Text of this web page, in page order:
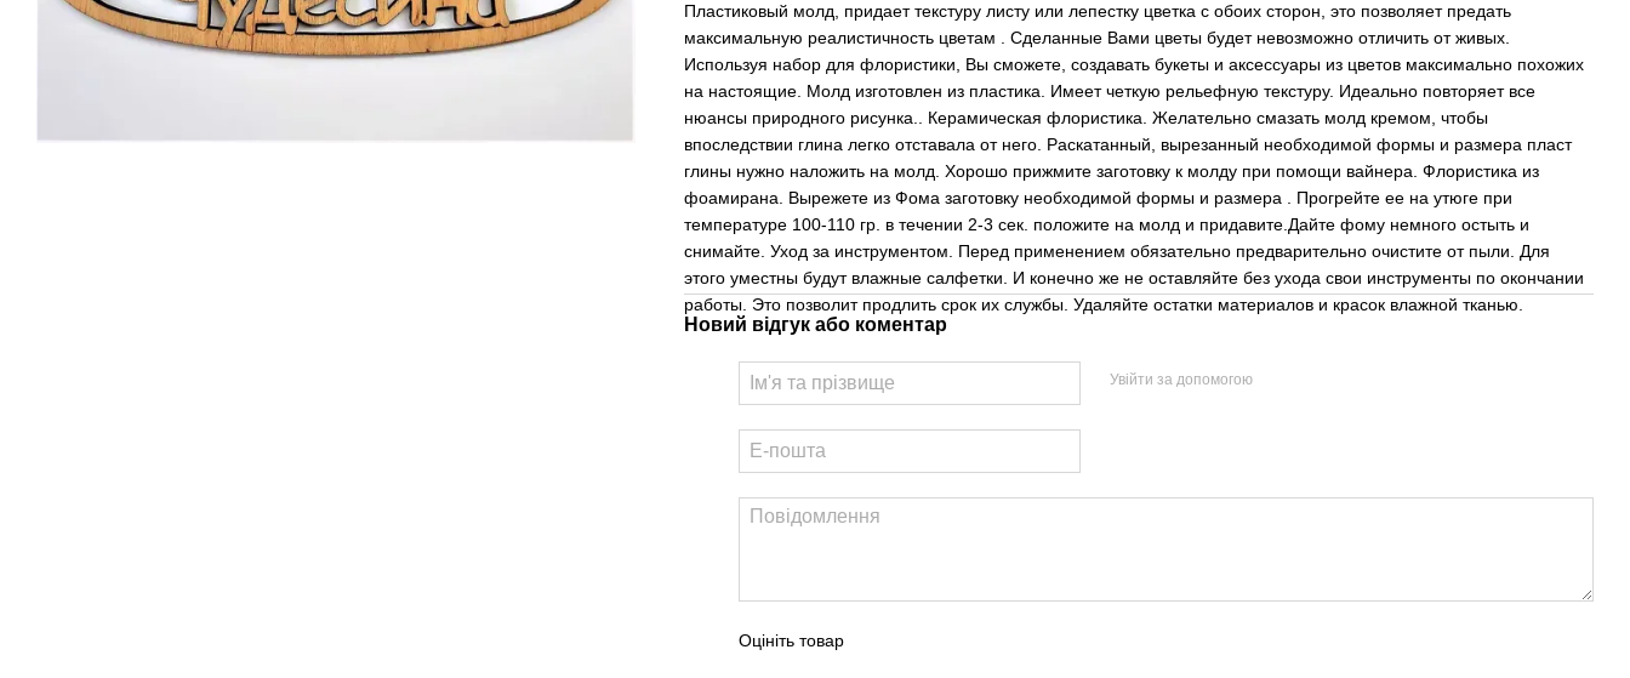
Пластиковый молд, придает текстуру листу или лепестку цветка с обоих сторон, это позволяет предать
максимальную реалистичность цветам . Сделанные Вами цветы будет невозможно отличить от живых.
Используя набор для флористики, Вы сможете, создавать букеты и аксессуары из цветов максимально похожих
на настоящие. Молд изготовлен из пластика. Имеет четкую рельефную текстуру. Идеально повторяет все
нюансы природного рисунка.. Керамическая флористика. Желательно смазать молд кремом, чтобы
впоследствии глина легко отставала от него. Раскатанный, вырезанный необходимой формы и размера пласт
глины нужно наложить на молд. Хорошо прижмите заготовку к молду при помощи вайнера. Флористика из
фоамирана. Вырежете из Фома заготовку необходимой формы и размера . Прогрейте ее на утюге при
температуре 100-110 гр. в течении 2-3 сек. положите на молд и придавите.Дайте фому немного остыть и
снимайте. Уход за инструментом. Перед применением обязательно предварительно очистите от пыли. Для
этого уместны будут влажные салфетки. И конечно же не оставляйте без ухода свои инструменты по окончании
работы. Это позволит продлить срок их службы. Удаляйте остатки материалов и красок влажной тканью.
Новий відгук або коментар
Увійти за допомогою
Оцініть товар